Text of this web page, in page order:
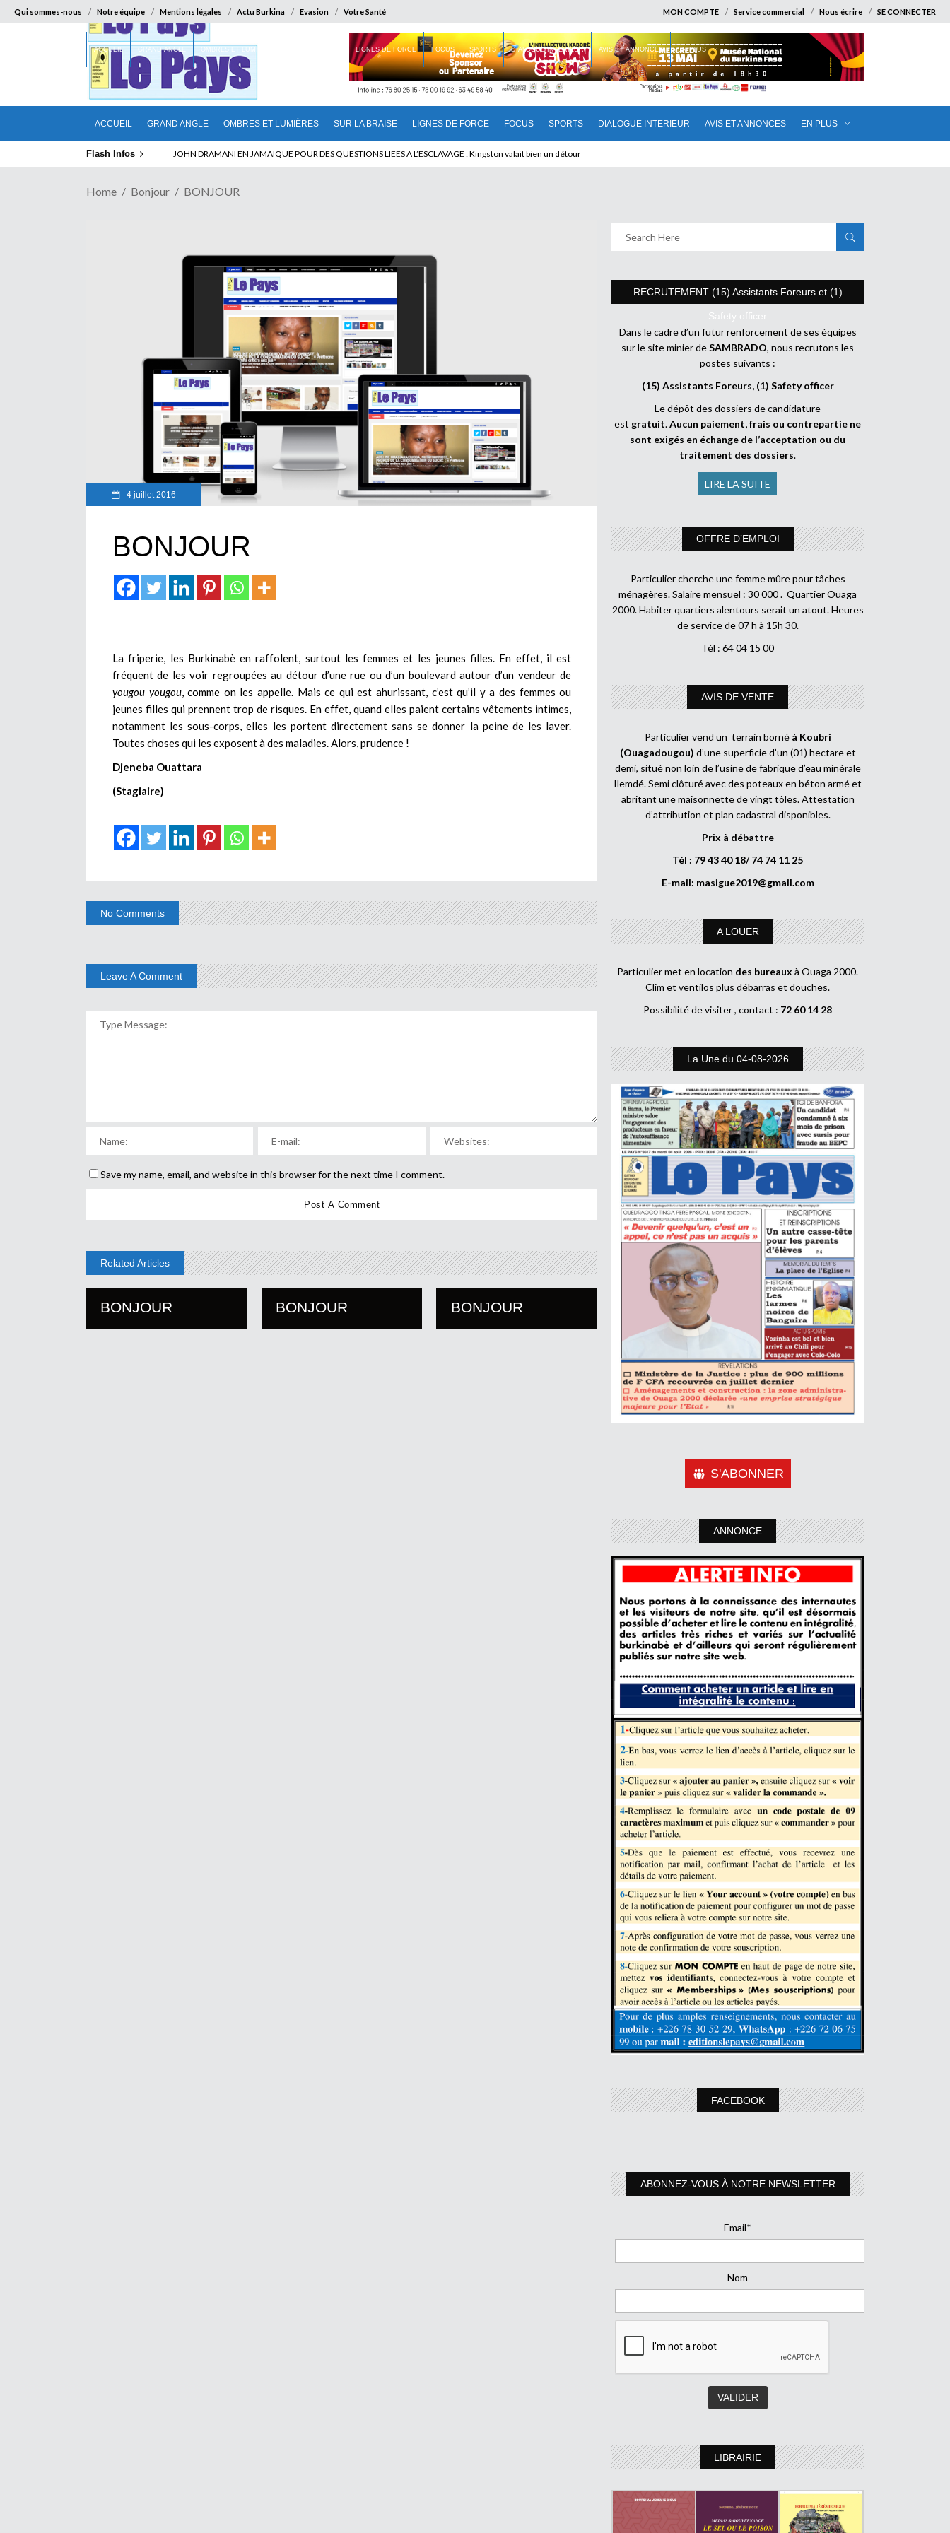
Qui sommes-nous Notre équipe Mentions légales Actu Burkina Evasion Votre Santé MON COMPTE Service commercial Nous écrire SE CONNECTER
ACCUEIL GRAND ANGLE OMBRES ET LUMIÈRES SUR LA BRAISE LIGNES DE FORCE FOCUS SPORTS DIALOGUE INTERIEUR AVIS ET ANNONCES EN PLUS
ACCUEIL GRAND ANGLE OMBRES ET LUMIÈRES LIGNES DE FORCE FOCUS SPORTS DIALOGUE INTERIEUR AVIS ET ANNONCES EN PLUS
Flash Infos ELECTION DE TALON A LA TETE DU SENAT BENINOIS : Quand Patrice quitte le pouvoir sans partir !
Home Bonjour BONJOUR
4 juillet 2016
BONJOUR
La friperie, les Burkinabè en raffolent, surtout les femmes et les jeunes filles. En effet, il est
fréquent de les voir regroupées au détour d’une rue ou d’un boulevard autour d’un vendeur de
yougou yougou, comme on les appelle. Mais ce qui est ahurissant, c’est qu’il y a des femmes ou
jeunes filles qui prennent trop de risques. En effet, quand elles paient certains vêtements intimes,
notamment les sous-corps, elles les portent directement sans se donner la peine de les laver.
Toutes choses qui les exposent à des maladies. Alors, prudence !
Djeneba Ouattara
(Stagiaire)
No Comments
Leave A Comment
Save my name, email, and website in this browser for the next time I comment.
Related Articles
BONJOUR BONJOUR BONJOUR
RECRUTEMENT (15) Assistants Foreurs et (1)
Safety officer
Dans le cadre d’un futur renforcement de ses équipes
sur le site minier deSAMBRADO, nous recrutons les
postes suivants :
(15) Assistants Foreurs, (1) Safety officer
Le dépôt des dossiers de candidature
est gratuit.Aucun paiement, frais ou contrepartie ne
sont exigés en échange de l’acceptation ou du
traitement des dossiers.
LIRE LA SUITE
OFFRE D’EMPLOI
Particulier cherche une femme mûre pour tâches
ménagères. Salaire mensuel : 30 000 . Quartier Ouaga
2000. Habiter quartiers alentours serait un atout. Heures
de service de 07 h à 15h 30.
Tél : 64 04 15 00
AVIS DE VENTE
Particulier vend un terrain borné à Koubri
(Ouagadougou) d’une superficie d’un (01) hectare et
demi, situé non loin de l’usine de fabrique d’eau minérale
Ilemdé. Semi clôturé avec des poteaux en béton armé et
abritant une maisonnette de vingt tôles. Attestation
d’attribution et plan cadastral disponibles.
Prix à débattre
Tél : 79 43 40 18/ 74 74 11 25
E-mail: masigue2019@gmail.com
A LOUER
Particulier met en location des bureaux à Ouaga 2000.
Clim et ventilos plus débarras et douches.
Possibilité de visiter , contact : 72 60 14 28
La Une du 04-08-2026
S'ABONNER
ANNONCE
FACEBOOK
ABONNEZ-VOUS À NOTRE NEWSLETTER
Email*
Nom
LIBRAIRIE